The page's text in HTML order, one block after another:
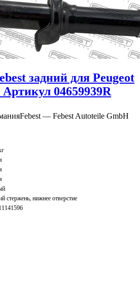
задний для Peugeot
Артикул 04659939R
Febest — Febest Autoteile GmbH
стержень, нижнее отверстие